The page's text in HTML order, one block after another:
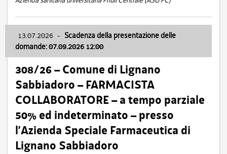
13.07.2026 - Scadenza della presentazione delle
domande: 07.09.2026 12:00
308/26 – Comune di Lignano
Sabbiadoro – FARMACISTA
COLLABORATORE – a tempo parziale
50% ed indeterminato – presso
l’Azienda Speciale Farmaceutica di
Lignano Sabbiadoro